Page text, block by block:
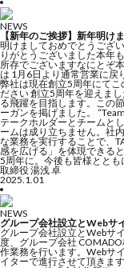
NEWS
【新年のご挨拶】新年明け
明けましておめでとうござ
りがとうございました本年
所存でございますなにとぞ
は 1月6日より通常営業に戻
弊社は現在創立5周年にて
ださい 創立5周年を迎えま
る飛躍を目指します。この
ーガンを掲げました。
テークホルダーとチームと
ームは成り立ちません。社
な業務を実行することで、
感を広げる」を体現できる
5周年に。今後も皆様とと
取締役 湯浅 卓
2025.1.01
NEWS
グループ会社設立とWebサ
グループ会社設立とWebサ
度、グループ会社
作業務を行います。Webサ
イターで進行させて頂きま